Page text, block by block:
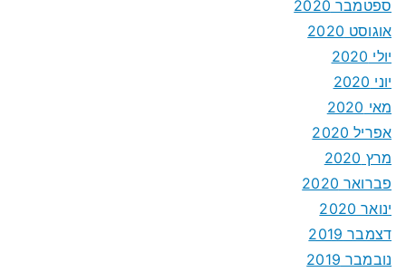
ספטמבר 2020
אוגוסט 2020
יולי 2020
יוני 2020
מאי 2020
אפריל 2020
מרץ 2020
פברואר 2020
ינואר 2020
דצמבר 2019
נובמבר 2019